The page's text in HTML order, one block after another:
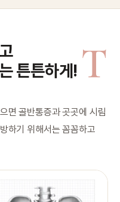
튼튼하게! T
면 골반통증과 곳곳에 시림
하기 위해서는 꼼꼼하고